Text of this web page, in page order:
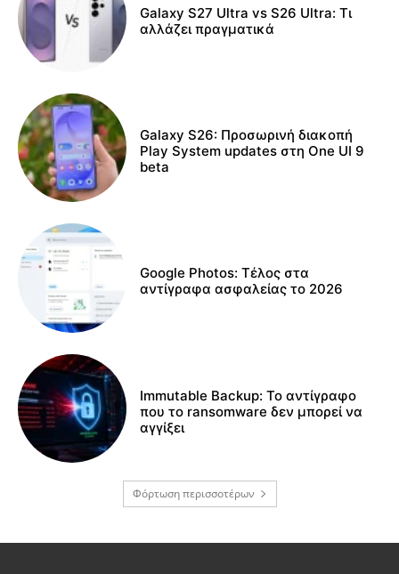
Galaxy S27 Ultra vs S26 Ultra: Τι
αλλάζει πραγματικά
Galaxy S26: Προσωρινή διακοπή
Play System updates στη One UI 9
beta
Google Photos: Τέλος στα
αντίγραφα ασφαλείας το 2026
Immutable Backup: Το αντίγραφο
που το ransomware δεν μπορεί να
αγγίξει
Φόρτωση περισσοτέρων